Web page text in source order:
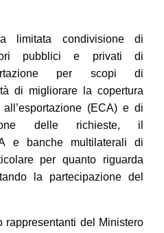
limitata condivisione di
pubblici e privati ​​di
per scopi di
di migliorare la copertura
(ECA) e di
delle richieste, il
e banche multilaterali di
per quanto riguarda
la partecipazione del
rappresentanti del
Ministero